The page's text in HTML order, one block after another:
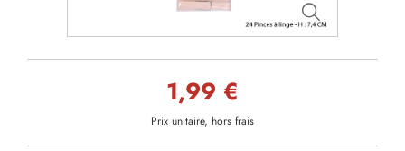
1,99 €
Prix unitaire, hors frais